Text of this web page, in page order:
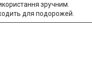
зручним.
для подорожей.